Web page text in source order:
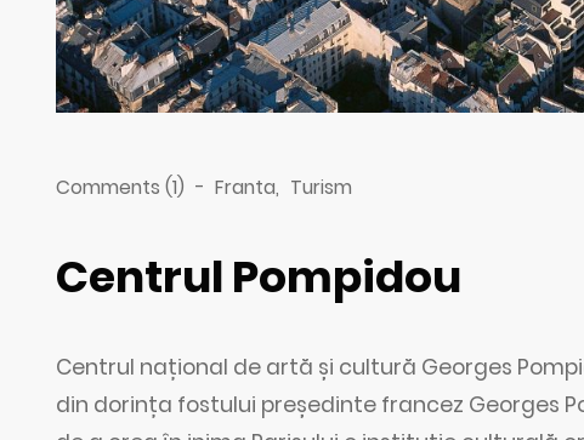
Comments (1) - Franta, Turism
Centrul Pompidou
Centrul național de artă și cultură Georges
din dorința fostului președinte francez Georges